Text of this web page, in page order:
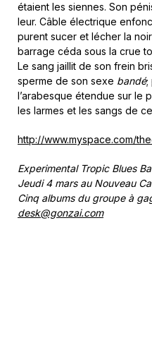
étaient les siennes. Son
leur. Câble électrique
purent sucer et lécher la
barrage céda sous la crue
Le sang jaillit de son frein
sperme de son sexe bandé;
l’arabesque étendue sur le
les larmes et les sangs de
http://www.myspace.com/
Experimental Tropic Blues
Jeudi 4 mars au Nouveau
Cinq albums du groupe à
desk@gonzai.com